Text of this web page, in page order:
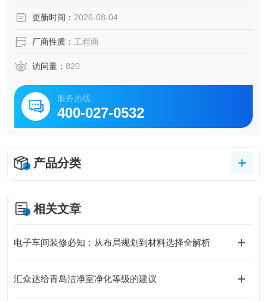
更新时间： 2026-08-04
厂商性质： 工程商
访问量： 820
服务热线
400-027-0532
产品分类
相关文章
电子车间装修必知：从布局规划到材料选择全解析
汇众达给青岛洁净室净化等级的建议